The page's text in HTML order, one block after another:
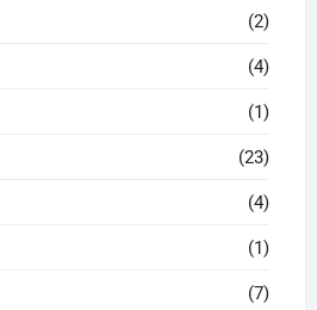
(2)
(4)
(1)
(23)
(4)
(1)
(7)